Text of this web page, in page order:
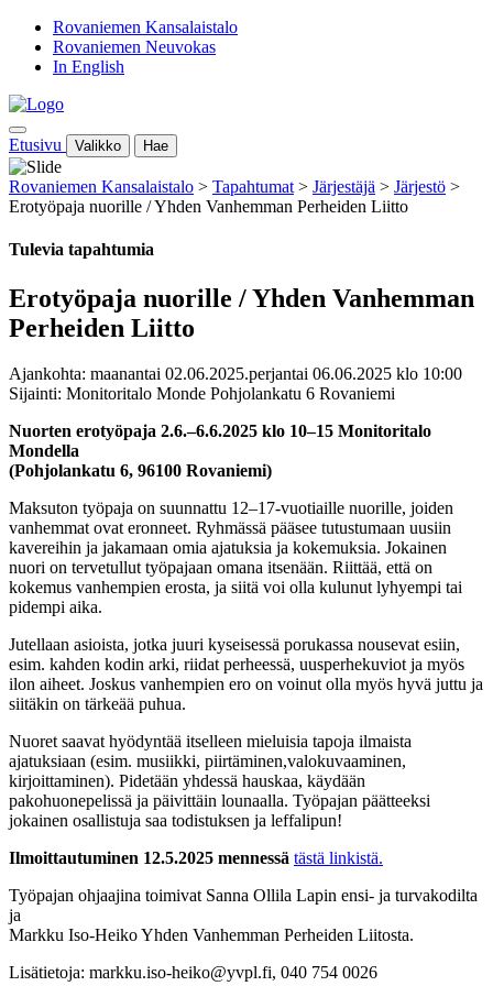
Rovaniemen Kansalaistalo
Rovaniemen Neuvokas
In English
Etusivu Valikko Hae
Rovaniemen Kansalaistalo > Tapahtumat > Järjestäjä > Järjestö >
Erotyöpaja nuorille / Yhden Vanhemman Perheiden Liitto
Tulevia tapahtumia
Erotyöpaja nuorille / Yhden Vanhemman
Perheiden Liitto
Ajankohta: maanantai 02.06.2025.perjantai 06.06.2025 klo 10:00
Sijainti: Monitoritalo Monde Pohjolankatu 6 Rovaniemi
Nuorten erotyöpaja 2.6.–6.6.2025 klo 10–15 Monitoritalo
Mondella
(Pohjolankatu 6, 96100 Rovaniemi)
Maksuton työpaja on suunnattu 12–17-vuotiaille nuorille, joiden
vanhemmat ovat eronneet. Ryhmässä pääsee tutustumaan uusiin
kavereihin ja jakamaan omia ajatuksia ja kokemuksia. Jokainen
nuori on tervetullut työpajaan omana itsenään. Riittää, että on
kokemus vanhempien erosta, ja siitä voi olla kulunut lyhyempi tai
pidempi aika.
Jutellaan asioista, jotka juuri kyseisessä porukassa nousevat esiin,
esim. kahden kodin arki, riidat perheessä, uusperhekuviot ja myös
ilon aiheet. Joskus vanhempien ero on voinut olla myös hyvä juttu ja
siitäkin on tärkeää puhua.
Nuoret saavat hyödyntää itselleen mieluisia tapoja ilmaista
ajatuksiaan (esim. musiikki, piirtäminen,valokuvaaminen,
kirjoittaminen). Pidetään yhdessä hauskaa, käydään
pakohuonepelissä ja päivittäin lounaalla. Työpajan päätteeksi
jokainen osallistuja saa todistuksen ja leffalipun!
Ilmoittautuminen 12.5.2025 mennessä tästä linkistä.
Työpajan ohjaajina toimivat Sanna Ollila Lapin ensi- ja turvakodilta
ja
Markku Iso-Heiko Yhden Vanhemman Perheiden Liitosta.
Lisätietoja: markku.iso-heiko@yvpl.fi, 040 754 0026